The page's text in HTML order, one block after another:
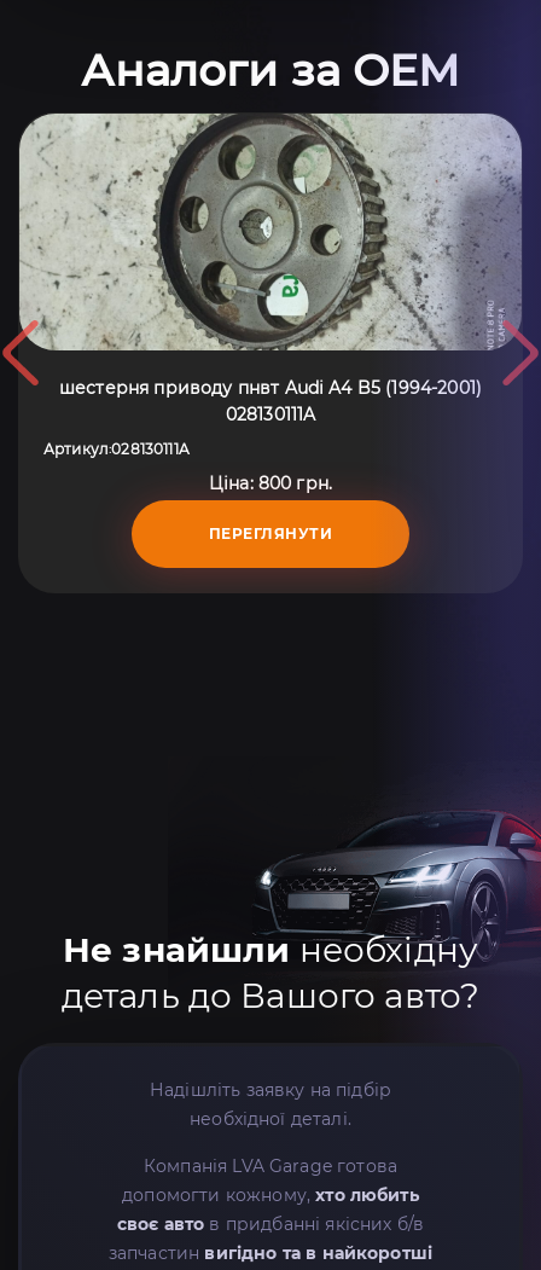
Аналоги за OEM
шестерня приводу пнвт Audi A4 B5 (1994-2001)
028130111A
Артикул:028130111A
Ціна: 800 грн.
ПЕРЕГЛЯНУТИ
Не знайшли необхідну
деталь до Вашого авто?
Надішліть заявку на підбір
необхідної деталі.
Компанія LVA Garage готова
допомогти кожному,хто любить
своє авто в придбанні якісних б/в
запчастин вигідно та в найкоротші